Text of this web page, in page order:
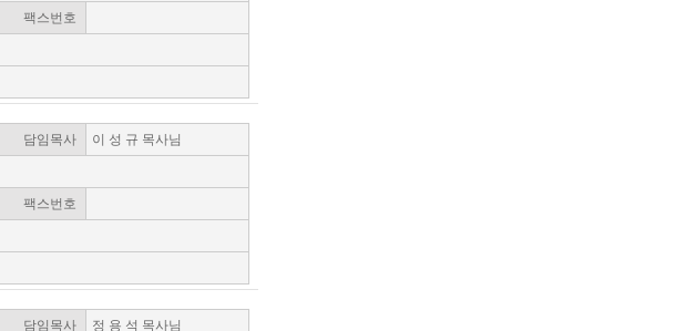
팩스번호
담임목사 이 성 규 목사님
팩스번호
담임목사 정 용 석 목사님